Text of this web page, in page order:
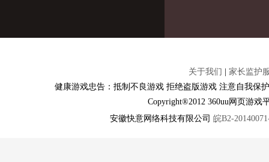
关于我们
家长监护
健康游戏忠告：抵制不良游戏 拒绝盗版游戏 注意自我保
Copyright®2012 360uu网页游
安徽快意网络科技有限公司 皖B2-